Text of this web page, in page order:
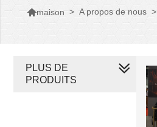
maison > A propos de nous >
PLUS DE
PRODUITS